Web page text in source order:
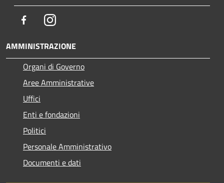
FacebookInstagram
AMMINISTRAZIONE
Organi di Governo
Aree Amministrative
Uffici
Enti e fondazioni
Politici
Personale Amministrativo
Documenti e dati